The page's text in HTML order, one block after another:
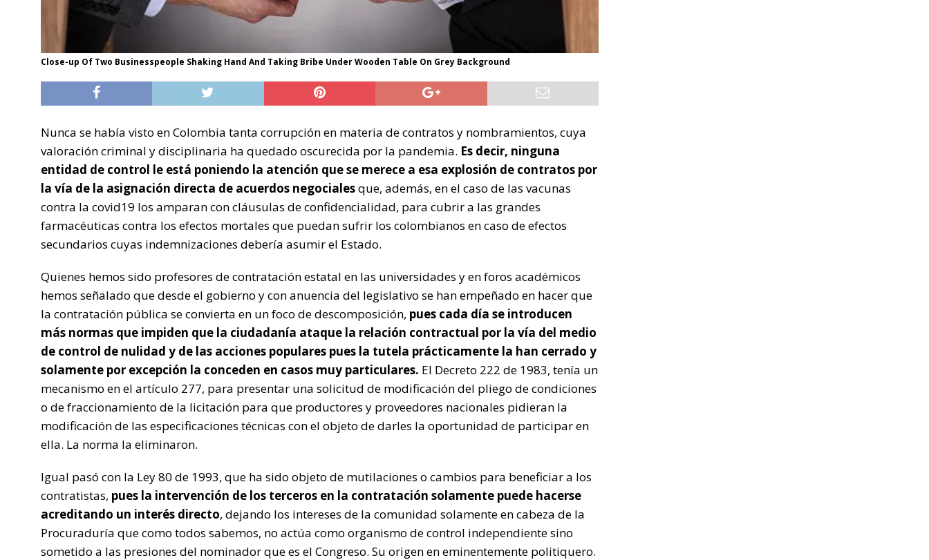
Close-up Of Two Businesspeople Shaking Hand And Taking Bribe Under Wooden Table On Grey Background
Nunca se había visto en Colombia tanta corrupción en materia de contratos y nombramientos, cuya
valoración criminal y disciplinaria ha quedado oscurecida por la pandemia. Es decir, ninguna
entidad de control le está poniendo la atención que se merece a esa explosión de contratos por
la vía de la asignación directa de acuerdos negocialesque, además, en el caso de las vacunas
contra la covid19 los amparan con cláusulas de confidencialidad, para cubrir a las grandes
farmacéuticas contra los efectos mortales que puedan sufrir los colombianos en caso de efectos
secundarios cuyas indemnizaciones debería asumir el Estado.
Quienes hemos sido profesores de contratación estatal en las universidades y en foros académicos
hemos señalado que desde el gobierno y con anuencia del legislativo se han empeñado en hacer que
la contratación pública se convierta en un foco de descomposición, pues cada día se introducen
más normas que impiden que la ciudadanía ataque la relación contractual por la vía del medio
de control de nulidad y de las acciones populares pues la tutela prácticamente la han cerrado y
solamente por excepción la conceden en casos muy particulares. El Decreto 222 de 1983, tenía un
mecanismo en el artículo 277, para presentar una solicitud de modificación del pliego de condiciones
o de fraccionamiento de la licitación para que productores y proveedores nacionales pidieran la
modificación de las especificaciones técnicas con el objeto de darles la oportunidad de participar en
ella. La norma la eliminaron.
Igual pasó con la Ley 80 de 1993, que ha sido objeto de mutilaciones o cambios para beneficiar a los
contratistas, pues la intervención de los terceros en la contratación solamente puede hacerse
acreditando un interés directo, dejando los intereses de la comunidad solamente en cabeza de la
Procuraduría que como todos sabemos, no actúa como organismo de control independiente sino
sometido a las presiones del nominador que es el Congreso. Su origen en eminentemente politiquero.